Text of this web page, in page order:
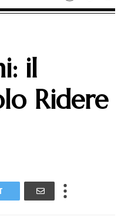
il
Ridere